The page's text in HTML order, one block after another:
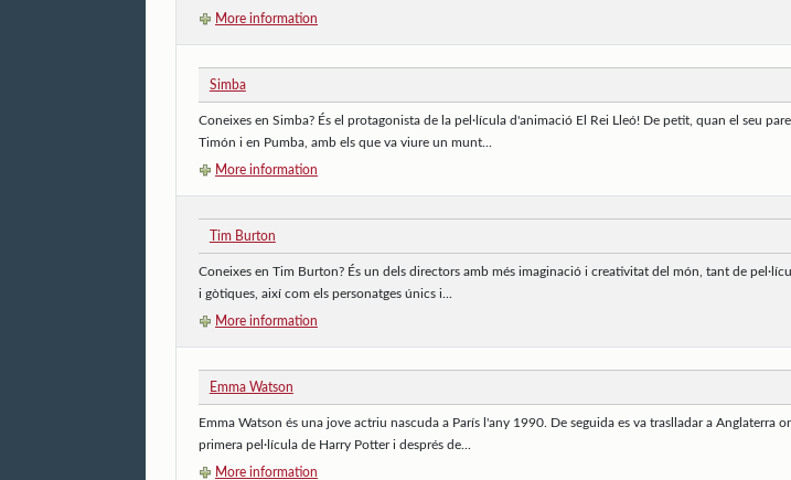
More information
Simba
Coneixes en Simba? És el protagonista de la pel·lícula d'animació El Rei Lleó! De petit, quan el seu
Timón i en Pumba, amb els que va viure un munt...
More information
Tim Burton
Coneixes en Tim Burton? És un dels directors amb més imaginació i creativitat del món, tant de
i gòtiques, així com els personatges únics i...
More information
Emma Watson
Emma Watson és una jove actriu nascuda a París l'any 1990. De seguida es va traslladar a Anglaterra
primera pel·lícula de Harry Potter i després de...
More information